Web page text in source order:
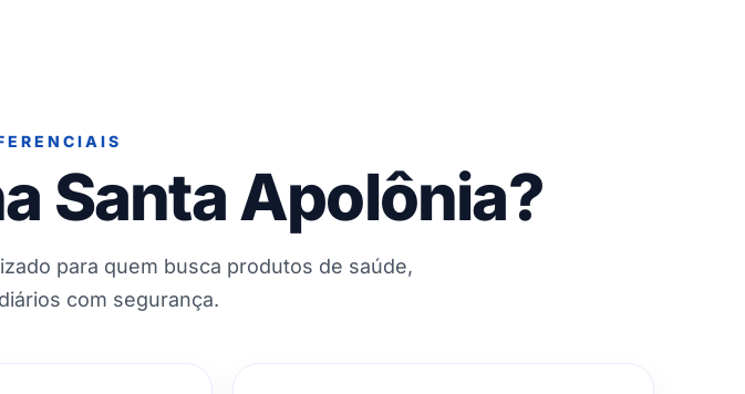
Santa Apolônia?
para quem busca produtos de saúde,
com segurança.